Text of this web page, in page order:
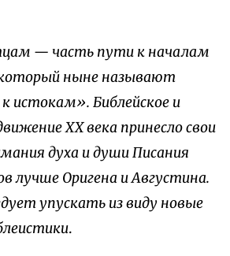
— часть пути к началам
ныне называют
истокам». Библейское и
XX века принесло свои
духа и души Писания
лучше Оригена и Августина.
упускать из виду новые
.